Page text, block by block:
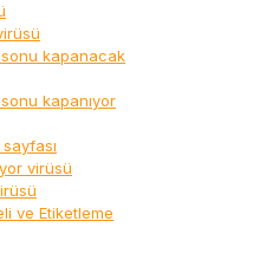
kapanacak
kapanıyor
virüsü
ve Etiketleme